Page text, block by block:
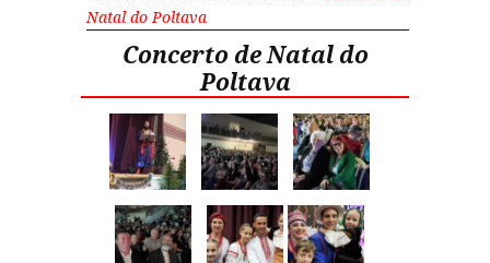
Natal do Poltava
Concerto de Natal do
Poltava